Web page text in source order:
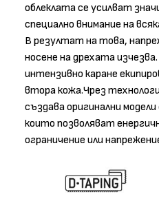
облеклата се усилват
специално внимание на
В резултат на това,
носене на дрехата
интензивно каране
втора кожа.Чрез
създава оригинални
които позволяват
ограничение или